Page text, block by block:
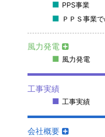
PPS事業
ＰＰＳ事業
風力発電
風力発電
工事実績
工事実績
会社概要